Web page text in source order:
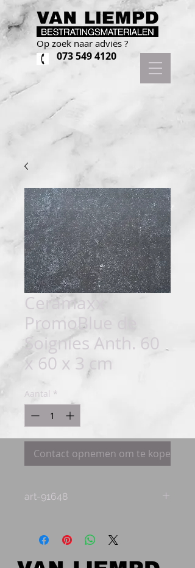
Op zoek naar advies ?
073 549 4120
Ceramaxx
PromoBlue de
Soignies Anth. 60
x 60 x 3 cm
Aantal *
Contact opnemen om te kopen
art-91648